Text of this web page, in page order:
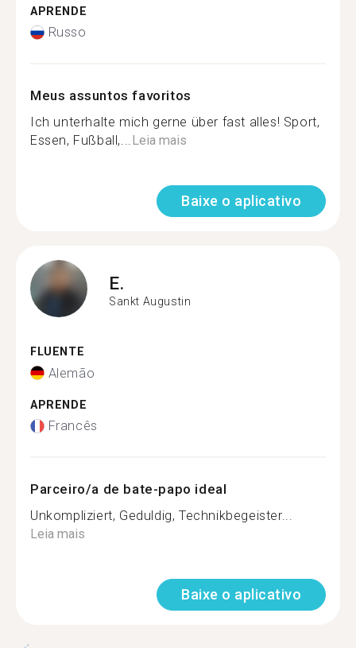
APRENDE
Russo
Meus assuntos favoritos
Ich unterhalte mich gerne über fast alles! Sport,
Essen, Fußball,...Leia mais
Baixe o aplicativo
E.
Sankt Augustin
FLUENTE
Alemão
APRENDE
Francês
Parceiro/a de bate-papo ideal
Unkompliziert, Geduldig, Technikbegeister...
Leia mais
Baixe o aplicativo